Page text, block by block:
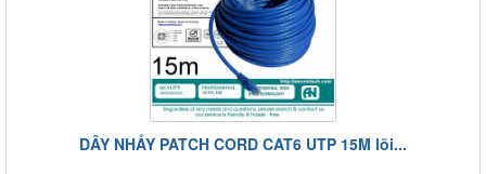
DÂY NHẢY PATCH CORD CAT6 UTP 15M lõi...